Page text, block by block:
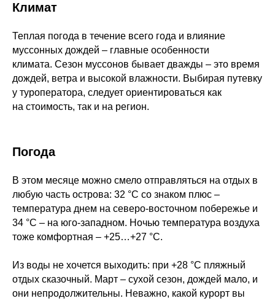
Климат
Теплая погода в течение всего года и влияние
муссонных дождей – главные особенности
климата. Сезон муссонов бывает дважды – это время
дождей, ветра и высокой влажности. Выбирая путевку
у туроператора, следует ориентироваться как
на стоимость, так и на регион.
Погода
В этом месяце можно смело отправляться на отдых в
любую часть острова: 32 °С со знаком плюс –
температура днем на северо-восточном побережье и
34 °С – на юго-западном. Ночью температура воздуха
тоже комфортная – +25…+27 °С.
Из воды не хочется выходить: при +28 °С пляжный
отдых сказочный. Март – сухой сезон, дождей мало, и
они непродолжительны. Неважно, какой курорт вы